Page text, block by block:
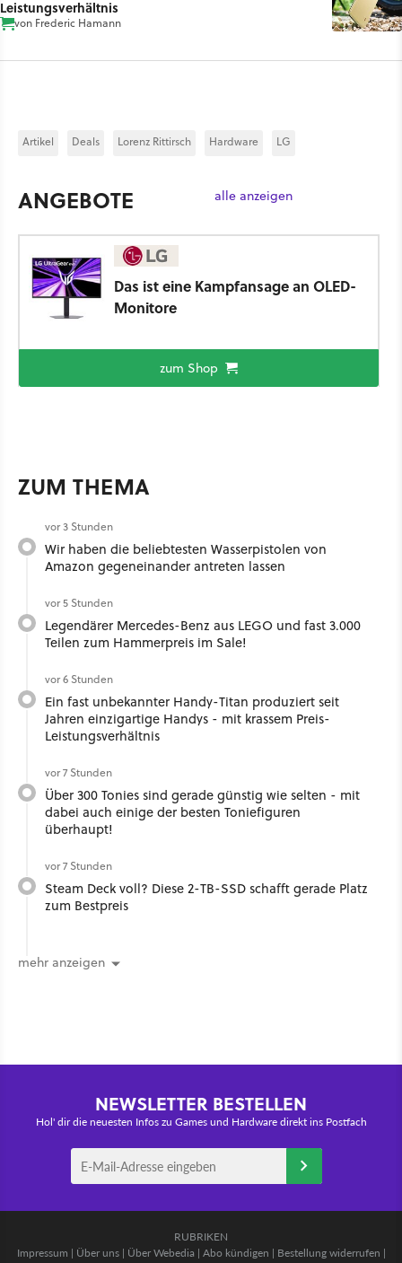
Leistungsverhältnis
von Frederic Hamann
Artikel Deals Lorenz Rittirsch Hardware LG
ANGEBOTE alle anzeigen
Das ist eine Kampfansage an OLED-
Monitore
zum Shop
ZUM THEMA
vor 3 Stunden
Wir haben die beliebtesten Wasserpistolen von
Amazon gegeneinander antreten lassen
vor 5 Stunden
Legendärer Mercedes-Benz aus LEGO und fast 3.000
Teilen zum Hammerpreis im Sale!
vor 6 Stunden
Ein fast unbekannter Handy-Titan produziert seit
Jahren einzigartige Handys - mit krassem Preis-
Leistungsverhältnis
vor 7 Stunden
Über 300 Tonies sind gerade günstig wie selten - mit
dabei auch einige der besten Toniefiguren
überhaupt!
vor 7 Stunden
Steam Deck voll? Diese 2-TB-SSD schafft gerade Platz
zum Bestpreis
mehr anzeigen
NEWSLETTER BESTELLEN
Hol' dir die neuesten Infos zu Games und Hardware direkt ins Postfach
RUBRIKEN
Impressum | Über uns| Über Webedia | Abo kündigen | Bestellung widerrufen |